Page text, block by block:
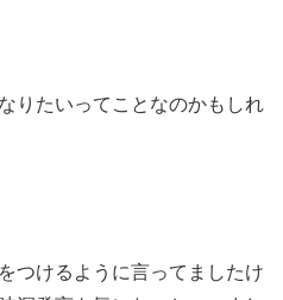
りたいってことなのかもしれ
つけるように言ってましたけ